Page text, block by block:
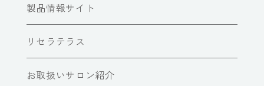
製品情報サイト
リセラテラス
お取扱いサロン紹介